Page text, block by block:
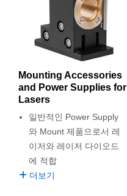
Mounting Accessories
and Power Supplies for
Lasers
일반적인 Power Supply
와 Mount 제품으로서 레
이저와 레이저 다이오드
에 적합
더보기